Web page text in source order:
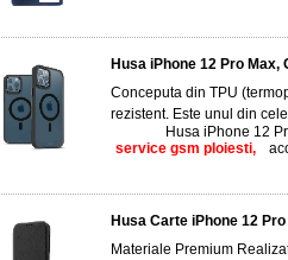
Husa iPhone 12 Pro Max,
Conceputa din TPU
rezistent. Este unul din
Husa iPhone 12
service gsm ploiesti,
Husa Carte iPhone 12
Materiale Premium